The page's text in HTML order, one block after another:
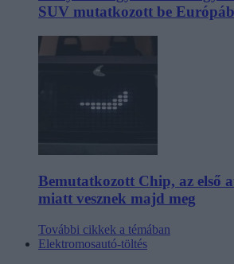
SUV mutatkozott be
Bemutatkozott Chip, az első
miatt vesznek majd meg
További cikkek a témában
Elektromosautó-töltés